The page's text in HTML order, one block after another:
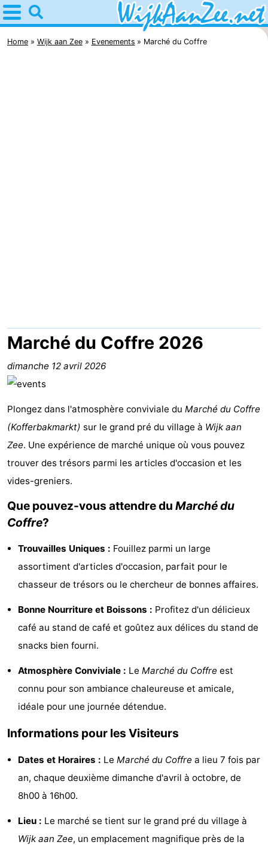
Home
Wijk
et
faire
Lieux
d'intérêt
-
Musées
Points
de
Attractions
-
de
jeux
Aires
de
jeux
intérieures
Centres
de
bien-
être
Villages
&
villes
Nature
Sports
-
Piscines
du
vélo
Randonnée
Terrains
de
Peche
Sportive
-
Equitation
manger
Événements
Pratiques
Home Wijk aan Zee Evenements Marché du Coffre
Marché du Coffre 2026
dimanche 12 avril 2026
Plongez dans l'atmosphère conviviale du Marché du Coffre
(Kofferbakmarkt) sur le grand pré du village à Wijk aan
Zee. Une expérience de marché unique où vous pouvez
trouver des trésors parmi les articles d'occasion et les
vides-greniers.
Que pouvez-vous attendre du Marché du
Coffre?
Trouvailles Uniques : Fouillez parmi un large
assortiment d'articles d'occasion, parfait pour le
chasseur de trésors ou le chercheur de bonnes affaires.
Bonne Nourriture et Boissons : Profitez d'un délicieux
café au stand de café et goûtez aux délices du stand de
snacks bien fourni.
Atmosphère Conviviale : Le Marché du Coffre est
connu pour son ambiance chaleureuse et amicale,
idéale pour une journée détendue.
Informations pour les Visiteurs
Dates et Horaires : Le Marché du Coffre a lieu 7 fois par
an, chaque deuxième dimanche d'avril à octobre, de
8h00 à 16h00.
Lieu : Le marché se tient sur le grand pré du village à
Wijk aan Zee, un emplacement magnifique près de la